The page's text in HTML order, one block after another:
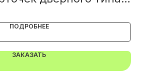
ПОДРОБНЕЕ
ЗАКАЗАТЬ